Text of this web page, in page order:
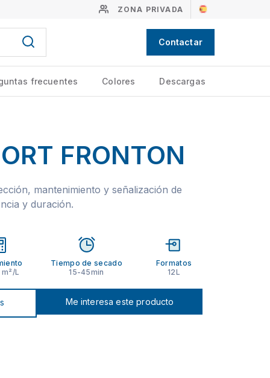
ZONA PRIVADA
Contactar
frecuentes Colores Descargas
FRONTON
mantenimiento y señalización de
y duración.
L
Tiempo de secado
15-45min
Formatos
12L
Me interesa este producto